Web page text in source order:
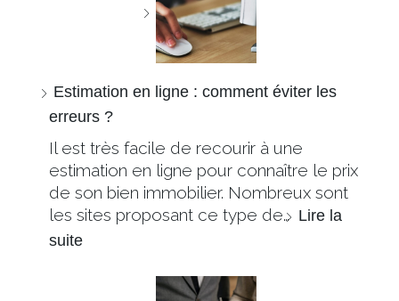
Estimation en ligne : comment éviter les
erreurs ?
Il est très facile de recourir à une
estimation en ligne pour connaître le prix
de son bien immobilier. Nombreux sont
les sites proposant ce type de… Lire la
suite